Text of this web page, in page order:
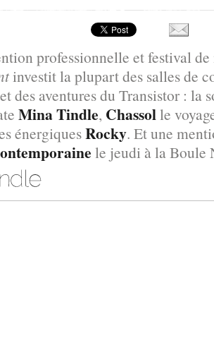
professionnelle et festival
investit la plupart des salles de
des aventures du Transistor : la
Mina Tindle, Chassolle
énergiquesRocky. Et une
le jeudi à la Boule